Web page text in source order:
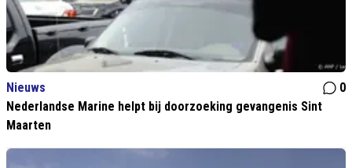
Nieuws
0
Nederlandse Marine helpt bij doorzoeking gevangenis Sint
Maarten